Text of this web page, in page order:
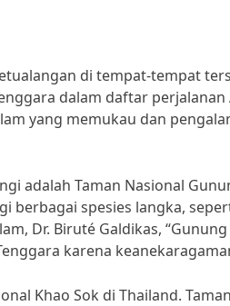
di tempat-tempat
dalam daftar perjalanan
yang memukau dan
adalah Taman Nasional
berbagai spesies langka,
Dr. Biruté Galdikas,
karena
Khao Sok di Thailand.